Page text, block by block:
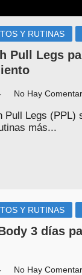
Y RUTINAS
Pull Legs
No Hay
Pull Legs (PPL)
más...
Y RUTINAS
3 días
No Hay